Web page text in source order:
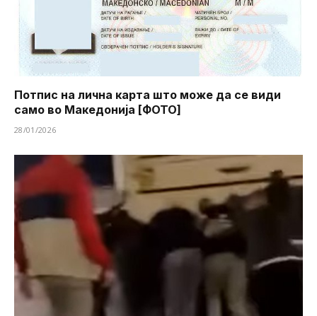
Потпис на лична карта што може да се види
само во Македонија [ФОТО]
28/01/2026